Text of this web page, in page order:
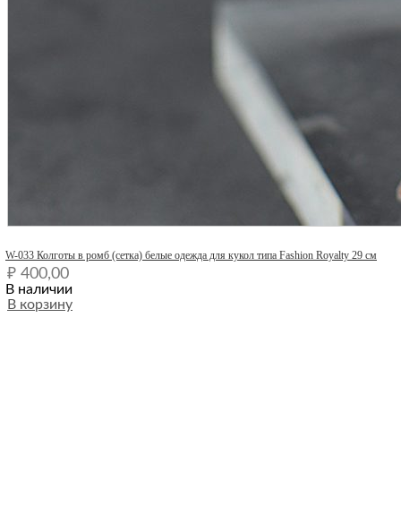
W-033 Колготы в ромб (сетка) белые одежда для кукол типа Fashion Royalty 29 см
₽ 400,00
В наличии
В корзину